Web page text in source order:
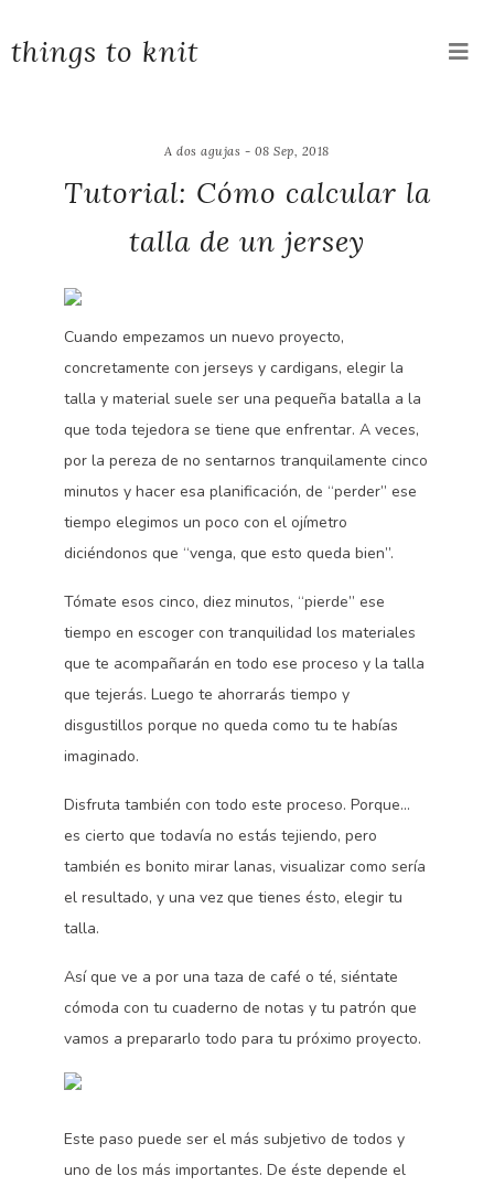
things to knit
A dos agujas - 08 Sep, 2018
Tutorial: Cómo calcular la
talla de un jersey
Cuando empezamos un nuevo proyecto,
concretamente con jerseys y cardigans, elegir la
talla y material suele ser una pequeña batalla a la
que toda tejedora se tiene que enfrentar. A veces,
por la pereza de no sentarnos tranquilamente cinco
minutos y hacer esa planificación, de “perder” ese
tiempo elegimos un poco con el ojímetro
diciéndonos que “venga, que esto queda bien”.
Tómate esos cinco, diez minutos, “pierde” ese
tiempo en escoger con tranquilidad los materiales
que te acompañarán en todo ese proceso y la talla
que tejerás. Luego te ahorrarás tiempo y
disgustillos porque no queda como tu te habías
imaginado.
Disfruta también con todo este proceso. Porque…
es cierto que todavía no estás tejiendo, pero
también es bonito mirar lanas, visualizar como sería
el resultado, y una vez que tienes ésto, elegir tu
talla.
Así que ve a por una taza de café o té, siéntate
cómoda con tu cuaderno de notas y tu patrón que
vamos a prepararlo todo para tu próximo proyecto.
Este paso puede ser el más subjetivo de todos y
uno de los más importantes. De éste depende el